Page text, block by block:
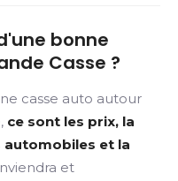
bonne
Casse ?
casse auto autour
ce sont les prix, la
et la
et